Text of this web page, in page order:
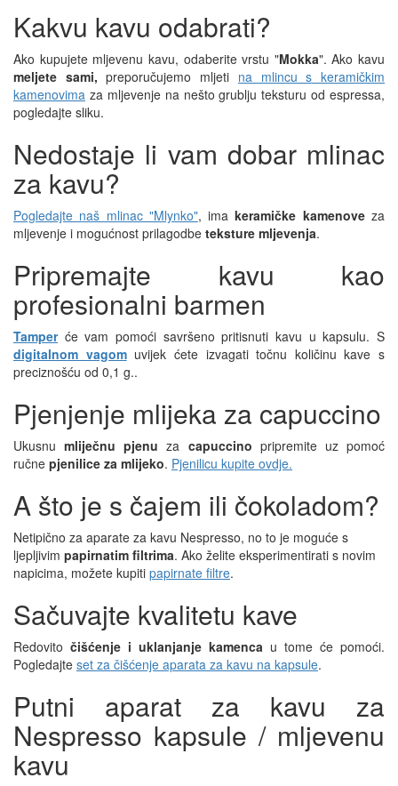
Kakvu kavu odabrati?
Ako kupujete mljevenu kavu, odaberite vrstu "Mokka". Ako kavu
meljete sami, preporučujemo mljeti na mlincu s keramičkim
kamenovima za mljevenje na nešto grublju teksturu od espressa,
pogledajte sliku.
Nedostaje li vam dobar mlinac
za kavu?
Pogledajte naš mlinac "Mlynko", imakeramičke kamenoveza
mljevenje i mogućnost prilagodbe teksture mljevenja.
Pripremajte kavu kao
profesionalni barmen
Tamperće vam pomoći savršeno pritisnuti kavu u kapsulu. S
digitalnom vagomuvijek ćete izvagati točnu količinu kave s
preciznošću od 0,1 g..
Pjenjenje mlijeka za capuccino
Ukusnumliječnu pjenu za capuccino pripremite uz pomoć
ručne pjenilice za mlijeko. Pjenilicu kupite ovdje.
A što je s čajem ili čokoladom?
Netipično za aparate za kavu Nespresso, no to je moguće s
ljepljivim papirnatim filtrima. Ako želite eksperimentirati s novim
napicima, možete kupiti papirnate filtre.
Sačuvajte kvalitetu kave
Redovito čišćenje i uklanjanje kamenca u tome će pomoći.
Pogledajte set za čišćenje aparata za kavu na kapsule.
Putni aparat za kavu za
Nespresso kapsule / mljevenu
kavu